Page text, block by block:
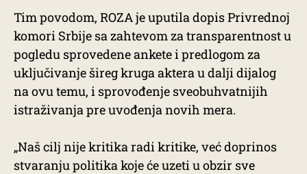
Tim povodom, ROZA je uputila dopis Privrednoj
komori Srbije sa zahtevom za transparentnost u
pogledu sprovedene ankete i predlogom za
uključivanje šireg kruga aktera u dalji dijalog
na ovu temu, i sprovođenje sveobuhvatnijih
istraživanja pre uvođenja novih mera.
„Naš cilj nije kritika radi kritike, već doprinos
stvaranju politika koje će uzeti u obzir sve